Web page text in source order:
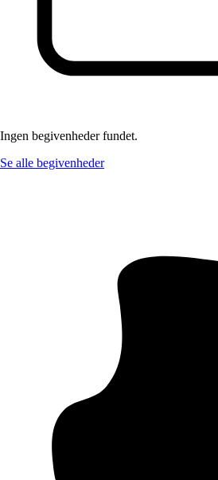
Ingen begivenheder fundet.
Se alle begivenheder